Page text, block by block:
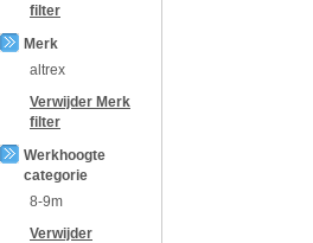
filter
Merk
altrex
Verwijder Merk
filter
Werkhoogte
categorie
8-9m
Verwijder